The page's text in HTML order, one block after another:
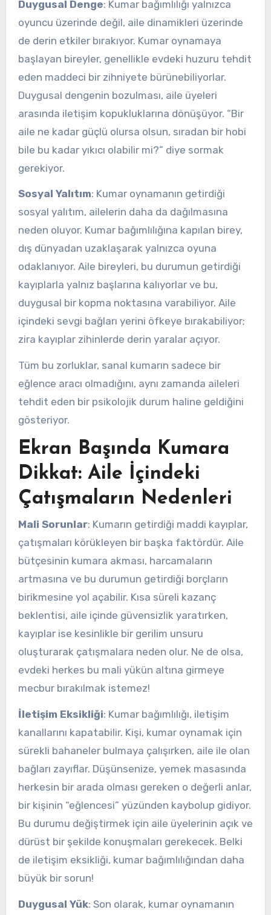
Duygusal Denge: Kumar bağımlılığı yalnızca
oyuncu üzerinde değil, aile dinamikleri üzerinde
de derin etkiler bırakıyor. Kumar oynamaya
başlayan bireyler, genellikle evdeki huzuru tehdit
eden maddeci bir zihniyete bürünebiliyorlar.
Duygusal dengenin bozulması, aile üyeleri
arasında iletişim kopukluklarına dönüşüyor. “Bir
aile ne kadar güçlü olursa olsun, sıradan bir hobi
bile bu kadar yıkıcı olabilir mi?” diye sormak
gerekiyor.
Sosyal Yalıtım: Kumar oynamanın getirdiği
sosyal yalıtım, ailelerin daha da dağılmasına
neden oluyor. Kumar bağımlılığına kapılan birey,
dış dünyadan uzaklaşarak yalnızca oyuna
odaklanıyor. Aile bireyleri, bu durumun getirdiği
kayıplarla yalnız başlarına kalıyorlar ve bu,
duygusal bir kopma noktasına varabiliyor. Aile
içindeki sevgi bağları yerini öfkeye bırakabiliyor;
zira kayıplar zihinlerde derin yaralar açıyor.
Tüm bu zorluklar, sanal kumarın sadece bir
eğlence aracı olmadığını, aynı zamanda aileleri
tehdit eden bir psikolojik durum haline geldiğini
gösteriyor.
Ekran Başında Kumara
Dikkat: Aile İçindeki
Çatışmaların Nedenleri
Mali Sorunlar: Kumarın getirdiği maddi kayıplar,
çatışmaları körükleyen bir başka faktördür. Aile
bütçesinin kumara akması, harcamaların
artmasına ve bu durumun getirdiği borçların
birikmesine yol açabilir. Kısa süreli kazanç
beklentisi, aile içinde güvensizlik yaratırken,
kayıplar ise kesinlikle bir gerilim unsuru
oluşturarak çatışmalara neden olur. Ne de olsa,
evdeki herkes bu mali yükün altına girmeye
mecbur bırakılmak istemez!
İletişim Eksikliği: Kumar bağımlılığı, iletişim
kanallarını kapatabilir. Kişi, kumar oynamak için
sürekli bahaneler bulmaya çalışırken, aile ile olan
bağları zayıflar. Düşünsenize, yemek masasında
herkesin bir arada olması gereken o değerli anlar,
bir kişinin “eğlencesi” yüzünden kaybolup gidiyor.
Bu durumu değiştirmek için aile üyelerinin açık ve
dürüst bir şekilde konuşmaları gerekecek. Belki
de iletişim eksikliği, kumar bağımlılığından daha
büyük bir sorun!
Duygusal Yük: Son olarak, kumar oynamanın